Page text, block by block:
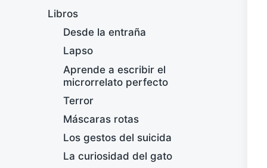
Libros
Desde la entraña
Lapso
Aprende a escribir el
microrrelato perfecto
Terror
Máscaras rotas
Los gestos del suicida
La curiosidad del gato